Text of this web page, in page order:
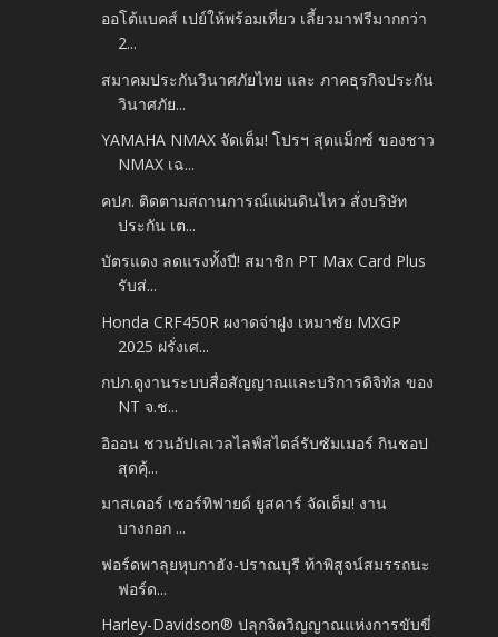
ออโต้แบคส์ เปย์ให้พร้อมเที่ยว เลี้ยวมาฟรีมากกว่า
2...
สมาคมประกันวินาศภัยไทย และ ภาคธุรกิจประกัน
วินาศภัย...
YAMAHA NMAX จัดเต็ม! โปรฯ สุดแม็กซ์ ของชาว
NMAX เฉ...
คปภ. ติดตามสถานการณ์แผ่นดินไหว สั่งบริษัท
ประกัน เต...
บัตรแดง ลดแรงทั้งปี! สมาชิก PT Max Card Plus
รับส่...
Honda CRF450R ผงาดจ่าฝูง เหมาชัย MXGP
2025 ฝรั่งเศ...
กปภ.ดูงานระบบสื่อสัญญาณและบริการดิจิทัล ของ
NT จ.ช...
อิออน ชวนอัปเลเวลไลฟ์สไตล์รับซัมเมอร์ กินชอป
สุดคุ้...
มาสเตอร์ เซอร์ทิฟายด์ ยูสคาร์ จัดเต็ม! งาน
บางกอก ...
ฟอร์ดพาลุยหุบกาฮัง-ปราณบุรี ท้าพิสูจน์สมรรถนะ
ฟอร์ด...
Harley-Davidson® ปลุกจิตวิญญาณแห่งการขับขี่